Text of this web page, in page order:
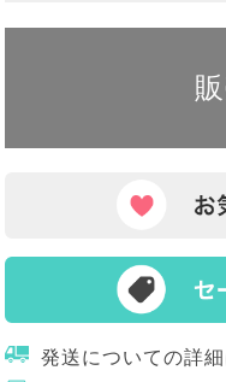
発送についての詳